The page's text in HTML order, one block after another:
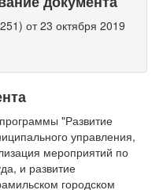
от 23 октября 2019
"Развитие
управления,
мероприятий по
и развитие
городском